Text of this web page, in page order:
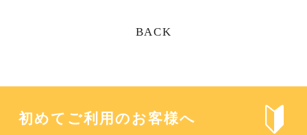
BACK
初めてご利用のお客様へ